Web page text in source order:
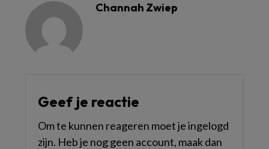
Channah Zwiep
Geef je reactie
Om te kunnen reageren moet je ingelogd
zijn. Heb je nog geen account, maak dan